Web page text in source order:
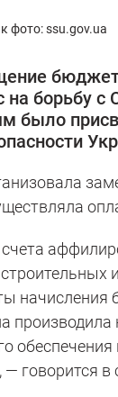
фото: ssu.gov.ua
борьбу
было
начисления
говорится в